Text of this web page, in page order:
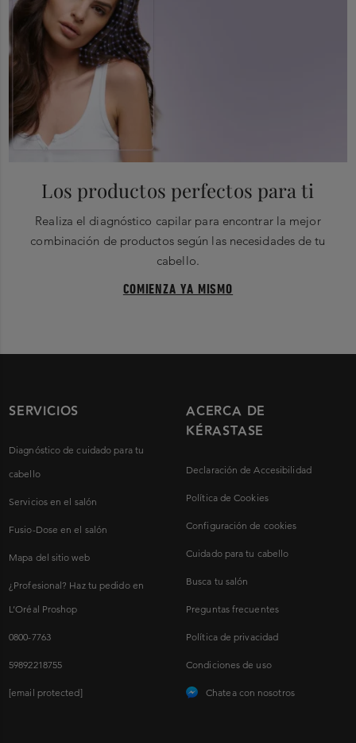
Los productos perfectos para ti
Realiza el diagnóstico capilar para encontrar la mejor
combinación de productos según las necesidades de tu
cabello.
COMIENZA YA MISMO
SERVICIOS
Diagnóstico de cuidado para tu
cabello
Servicios en el salón
Fusio-Dose en el salón
Mapa del sitio web
¿Profesional? Haz tu pedido en
L’Oréal Proshop
0800-7763
59892218755
[email protected]
ACERCA DE
KÉRASTASE
Declaración de Accesibilidad
Política de Cookies
Configuración de cookies
Cuidado para tu cabello
Busca tu salón
Preguntas frecuentes
Política de privacidad
Condiciones de uso
Chatea con nosotros